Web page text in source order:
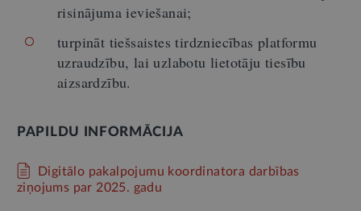
risinājuma ieviešanai;
turpināt tiešsaistes tirdzniecības platformu
uzraudzību, lai uzlabotu lietotāju tiesību
aizsardzību.
PAPILDU INFORMĀCIJA
Digitālo pakalpojumu koordinatora darbības
ziņojums par 2025. gadu